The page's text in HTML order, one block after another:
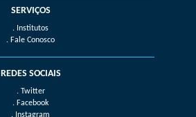
SERVIÇOS
. Institutos
. Fale Conosco
REDES SOCIAIS
. Twitter
. Facebook
. Instagram